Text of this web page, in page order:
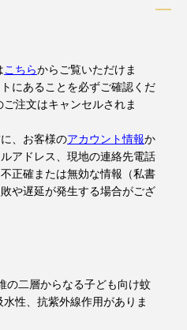
こちらからご覧いただけま
にあることを必ずご確認くだ
注文はキャンセルされま
、お客様のアカウント情報か
アドレス、現地の連絡先電話
正確または無効な情報（私書
や遅延が発生する場合がござ
の二層からなる子ども向け蚊
性、抗紫外線作用がありま